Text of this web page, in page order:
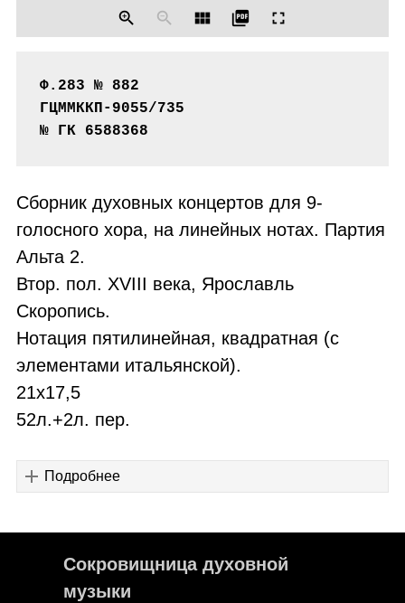
zoom_in zoom_out view_module picture_as_pdf fullscreen
Ф.283 № 882
ГЦММККП-9055/735
№ ГК 6588368
Сборник духовных концертов для 9-
голосного хора, на линейных нотах. Партия
Альта 2.
Втор. пол. XVIII века, Ярославль
Скоропись.
Нотация пятилинейная, квадратная (с
элементами итальянской).
21х17,5
52л.+2л. пер.
Подробнее
Сокровищница духовной
музыки